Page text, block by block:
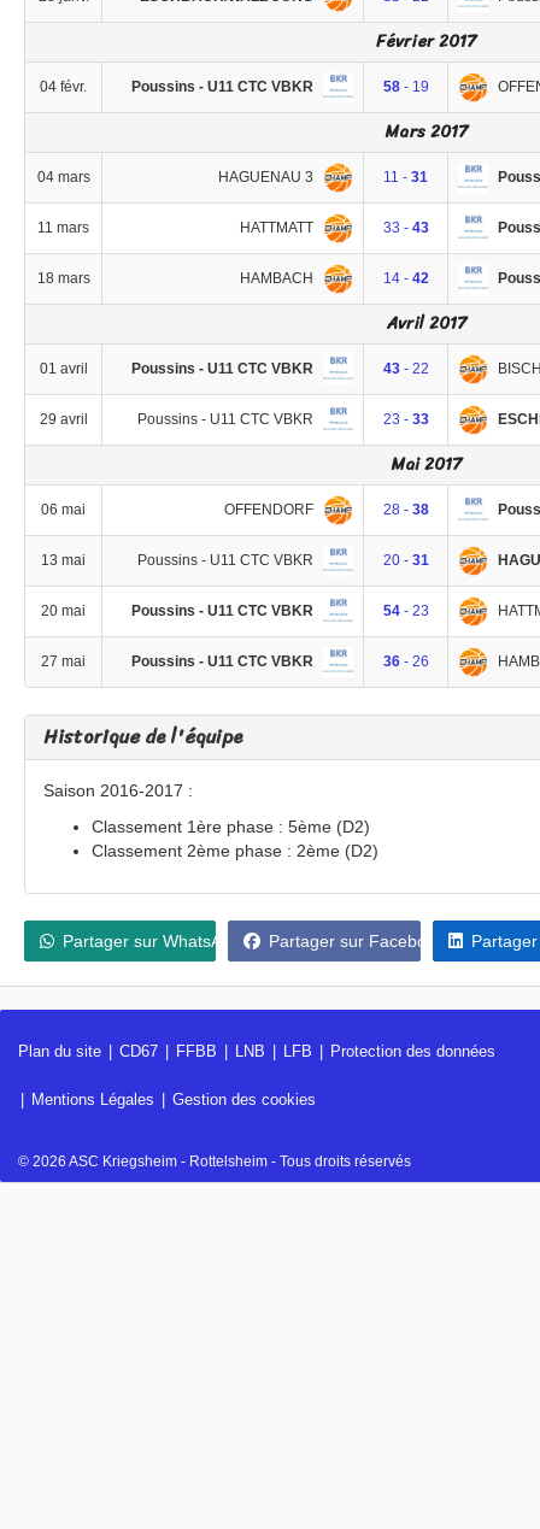
Février 2017
04 févr. Poussins - U11 CTC VBKR 58- 19
Mars 2017
04 mars HAGUENAU 3 11 - 31
11 mars HATTMATT 33 - 43
18 mars HAMBACH 14 - 42
Avril 2017
01 avril Poussins - U11 CTC VBKR 43- 22
29 avril Poussins - U11 CTC VBKR 23 - 33
Mai 2017
06 mai OFFENDORF 28 - 38
13 mai Poussins - U11 CTC VBKR 20 - 31
20 mai Poussins - U11 CTC VBKR 54- 23
27 mai Poussins - U11 CTC VBKR 36- 26
Historique de l'équipe
Saison 2016-2017 :
Classement 1ère phase : 5ème (D2)
Classement 2ème phase : 2ème (D2)
Partager sur WhatsApp Partager sur Facebook
Plan du site CD67 FFBB LNB LFB Protection des données
Mentions Légales Gestion des cookies
© 2026 ASC Kriegsheim - Rottelsheim - Tous droits réservés